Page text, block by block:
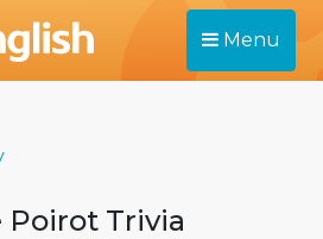
Menu
Poirot Trivia